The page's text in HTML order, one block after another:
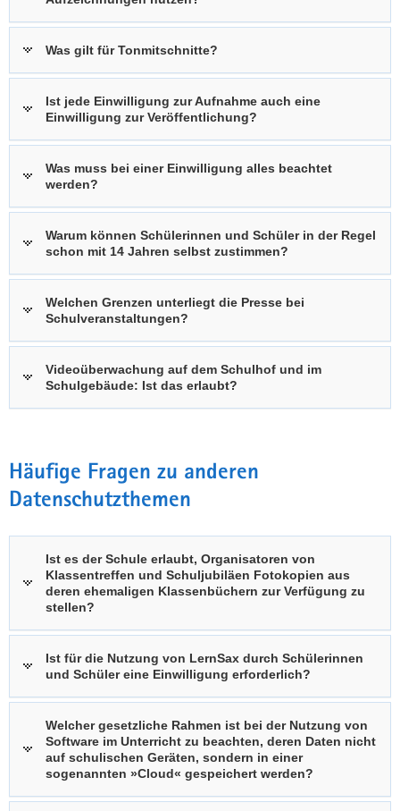
Was gilt für Tonmitschnitte?
Ist jede Einwilligung zur Aufnahme auch eine
Einwilligung zur Veröffentlichung?
Was muss bei einer Einwilligung alles beachtet
werden?
Warum können Schülerinnen und Schüler in der Regel
schon mit 14 Jahren selbst zustimmen?
Welchen Grenzen unterliegt die Presse bei
Schulveranstaltungen?
Videoüberwachung auf dem Schulhof und im
Schulgebäude: Ist das erlaubt?
Häufige Fragen zu anderen
Datenschutzthemen
Ist es der Schule erlaubt, Organisatoren von
Klassentreffen und Schuljubiläen Fotokopien aus
deren ehemaligen Klassenbüchern zur Verfügung zu
stellen?
Ist für die Nutzung von LernSax durch Schülerinnen
und Schüler eine Einwilligung erforderlich?
Welcher gesetzliche Rahmen ist bei der Nutzung von
Software im Unterricht zu beachten, deren Daten nicht
auf schulischen Geräten, sondern in einer
sogenannten »Cloud« gespeichert werden?